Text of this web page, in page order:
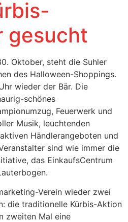
gesucht
Oktober, steht die Suhler
des Halloween-Shoppings.
wieder der Bär. Die
schönes
Feuerwerk und
Musik, leuchtenden
Händlerangeboten und
sind wie immer die
das EinkaufsCentrum
Verein wieder zwei
die traditionelle Kürbis-Aktion
zweiten Mal eine